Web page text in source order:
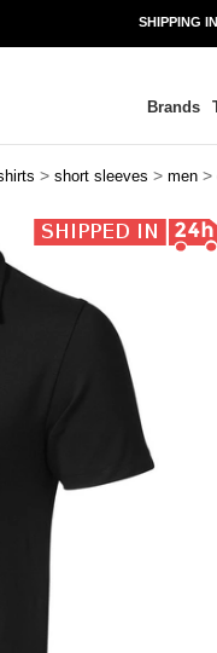
SHIPPING
Brands
> short sleeves > men >